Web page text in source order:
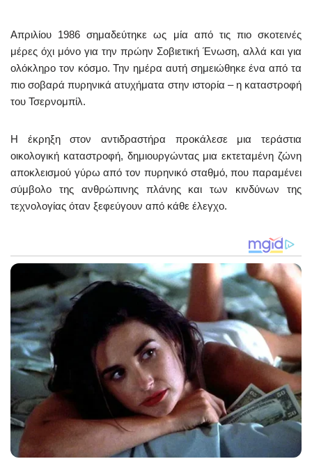
Απριλίου 1986 σημαδεύτηκε ως μία από τις πιο σκοτεινές
μέρες όχι μόνο για την πρώην Σοβιετική Ένωση, αλλά και για
ολόκληρο τον κόσμο. Την ημέρα αυτή σημειώθηκε ένα από τα
πιο σοβαρά πυρηνικά ατυχήματα στην ιστορία – η καταστροφή
του Τσερνομπίλ.
Η έκρηξη στον αντιδραστήρα προκάλεσε μια τεράστια
οικολογική καταστροφή, δημιουργώντας μια εκτεταμένη ζώνη
αποκλεισμού γύρω από τον πυρηνικό σταθμό, που παραμένει
σύμβολο της ανθρώπινης πλάνης και των κινδύνων της
τεχνολογίας όταν ξεφεύγουν από κάθε έλεγχο.